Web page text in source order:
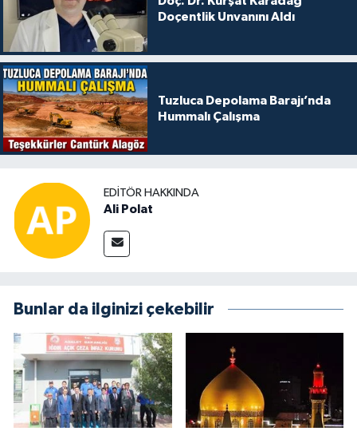
Doçentlik Unvanını Aldı
Tuzluca Depolama Barajı’nda
Hummalı Çalışma
EDITÖR HAKKINDA
Ali Polat
Bunlar da ilginizi çekebilir